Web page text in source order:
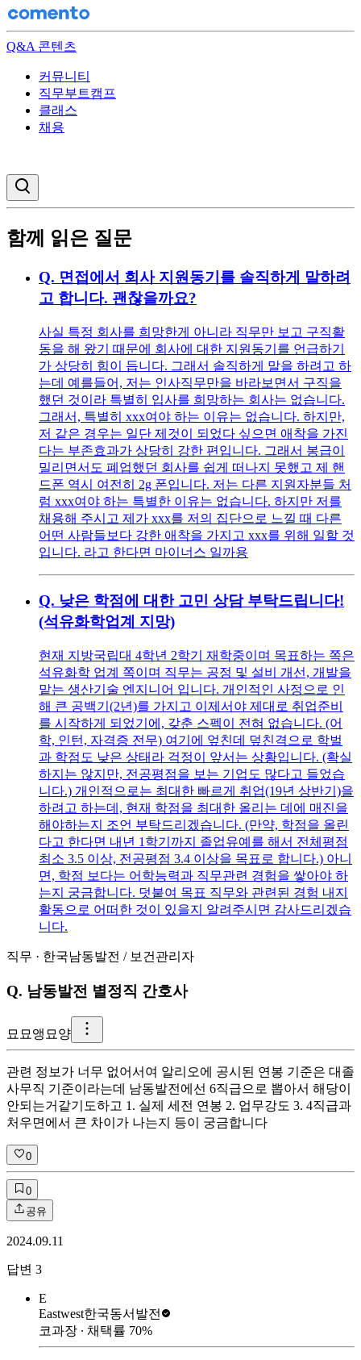
Q&A 콘텐츠
커뮤니티
직무부트캠프
클래스
채용
함께 읽은 질문
Q. 면접에서 회사 지원동기를 솔직하게 말하려
고 합니다. 괜찮을까요?
사실 특정 회사를 희망한게 아니라 직무만 보고 구직활
동을 해 왔기 때문에 회사에 대한 지원동기를 언급하기
가 상당히 힘이 듭니다. 그래서 솔직하게 말을 하려고 하
는데 예를들어, 저는 인사직무만을 바라보면서 구직을
했던 것이라 특별히 입사를 희망하는 회사는 없습니다.
그래서, 특별히 xxx여야 하는 이유는 없습니다. 하지만,
저 같은 경우는 일단 제것이 되었다 싶으면 애착을 가진
다는 부존효과가 상당히 강한 편입니다. 그래서 봉급이
밀리면서도 폐업했던 회사를 쉽게 떠나지 못했고 제 핸
드폰 역시 여전히 2g 폰입니다. 저는 다른 지원자분들 처
럼 xxx여야 하는 특별한 이유는 없습니다. 하지만 저를
채용해 주시고 제가 xxx를 저의 집단으로 느낄 때 다른
어떤 사람들보다 강한 애착을 가지고 xxx를 위해 일할 것
입니다. 라고 한다면 마이너스 일까용
Q. 낮은 학점에 대한 고민 상담 부탁드립니다!
(석유화학업계 지망)
현재 지방국립대 4학년 2학기 재학중이며 목표하는 쪽은
석유화학 업계 쪽이며 직무는 공정 및 설비 개선, 개발을
맡는 생산기술 엔지니어 입니다. 개인적인 사정으로 인
해 큰 공백기(2년)를 가지고 이제서야 제대로 취업준비
를 시작하게 되었기에, 갖춘 스펙이 전혀 없습니다. (어
학, 인턴, 자격증 전무) 여기에 엎친데 덮친격으로 학벌
과 학점도 낮은 상태라 걱정이 앞서는 상황입니다. (확실
하지는 않지만, 전공평점을 보는 기업도 많다고 들었습
니다.) 개인적으로는 최대한 빠르게 취업(19년 상반기)을
하려고 하는데, 현재 학점을 최대한 올리는 데에 매진을
해야하는지 조언 부탁드리겠습니다. (만약, 학점을 올린
다고 한다면 내년 1학기까지 졸업유예를 해서 전체평점
최소 3.5 이상, 전공평점 3.4 이상을 목표로 합니다.) 아니
면, 학점 보다는 어학능력과 직무관련 경험을 쌓아야 하
는지 궁금합니다. 덧붙여 목표 직무와 관련된 경험 내지
활동으로 어떠한 것이 있을지 알려주시면 감사드리겠습
니다.
직무 · 한국남동발전 / 보건관리자
Q. 남동발전 별정직 간호사
묘묘앵묘양
관련 정보가 너무 없어서여 알리오에 공시된 연봉 기준은 대졸
사무직 기준이라는데 남동발전에선 6직급으로 뽑아서 해당이
안되는거같기도하고 1. 실제 세전 연봉 2. 업무강도 3. 4직급과
처우면에서 큰 차이가 나는지 등이 궁금합니다
0
0
공유
2024.09.11
답변 3
E
Eastwest한국동서발전
코과장 ∙ 채택률 70%